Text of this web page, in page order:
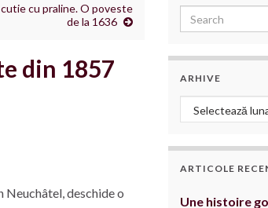
cu praline. O poveste
de la 1636
din 1857
Neuchâtel, deschide o
Search for:
ARHIVE
Arhive
ARTICOLE
Une histoire